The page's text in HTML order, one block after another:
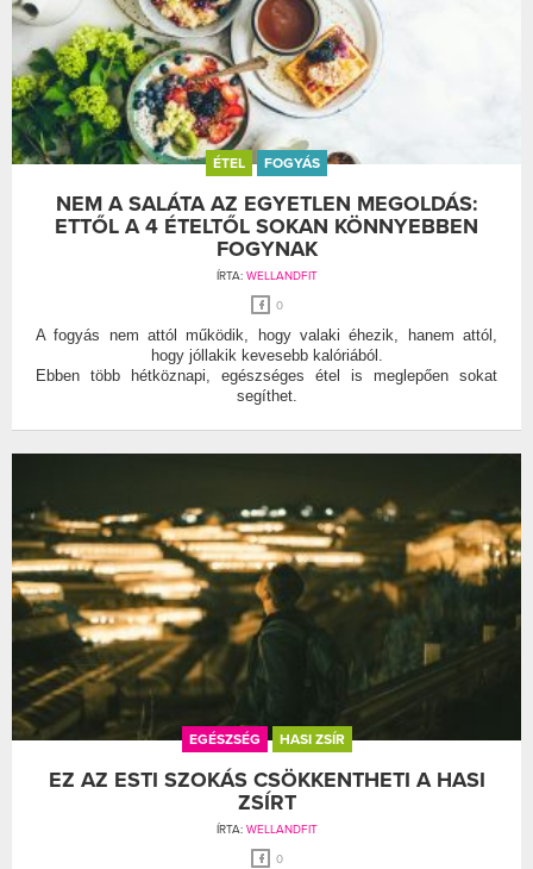
ÉTEL FOGYÁS
NEM A SALÁTA AZ EGYETLEN MEGOLDÁS:
ETTŐL A 4 ÉTELTŐL SOKAN KÖNNYEBBEN
FOGYNAK
ÍRTA: WELLANDFIT
0
A fogyás nem attól működik, hogy valaki éhezik, hanem attól,
hogy jóllakik kevesebb kalóriából.
Ebben több hétköznapi, egészséges étel is meglepően sokat
segíthet.
EGÉSZSÉG HASI ZSÍR
EZ AZ ESTI SZOKÁS CSÖKKENTHETI A HASI
ZSÍRT
ÍRTA: WELLANDFIT
0